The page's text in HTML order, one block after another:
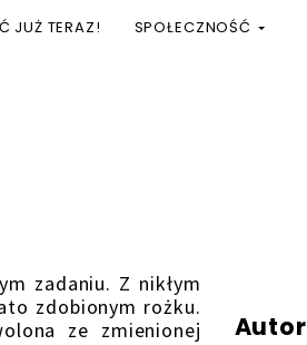
JUŻ TERAZ! SPOŁECZNOŚĆ
zadaniu. Z nikłym
zdobionym rożku.
ze zmienionej
Autor